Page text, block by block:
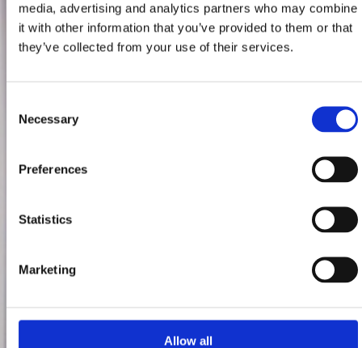
media, advertising and analytics partners who may combine
it with other information that you’ve provided to them or that
they’ve collected from your use of their services.
Selection
Necessary
Preferences
Statistics
Marketing
Allow all